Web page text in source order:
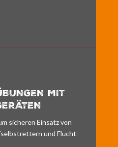
MIT
sicheren Einsatz von
und Flucht-